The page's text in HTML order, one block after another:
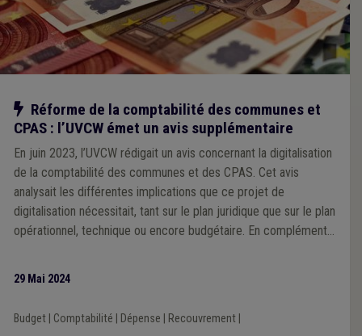
Notre action
Réforme de la comptabilité des communes et
CPAS : l’UVCW émet un avis supplémentaire
En juin 2023, l’UVCW rédigait un avis concernant la digitalisation
de la comptabilité des communes et des CPAS. Cet avis
analysait les différentes implications que ce projet de
digitalisation nécessitait, tant sur le plan juridique que sur le plan
opérationnel, technique ou encore budgétaire. En complément
réglementation plus avant en termes de simplification
29 Mai 2024
Budget| Comptabilité Dépense Recouvrement|